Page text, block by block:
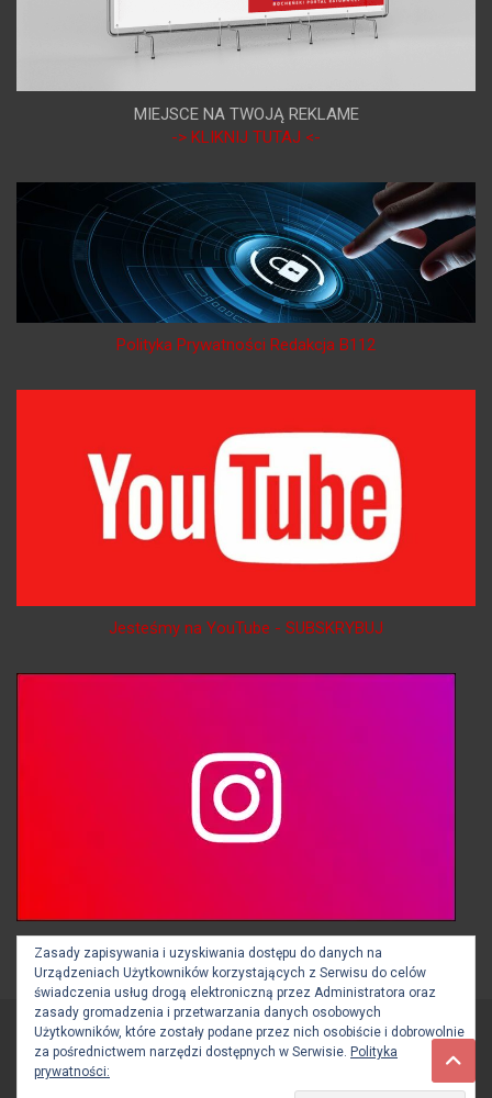
Zasady zapisywania i uzyskiwania dostępu do danych na
Urządzeniach Użytkowników korzystających z Serwisu do celów
świadczenia usług drogą elektroniczną przez Administratora oraz
zasady gromadzenia i przetwarzania danych osobowych
Użytkowników, które zostały podane przez nich osobiście i dobrowolnie
za pośrednictwem narzędzi dostępnych w Serwisie. Polityka
prywatności:
MIEJSCE NA TWOJĄ REKLAME
-> KLIKNIJ TUTAJ <-
Polityka Prywatności Redakcja B112
Jesteśmy na YouTube - SUBSKRYBUJ
Jesteśmy na Instagramie - OBSERWUJ
Copyright © 2026BOCHNIA112.pl
Theme by:Theme Horse Proudly Powered by: WordPress